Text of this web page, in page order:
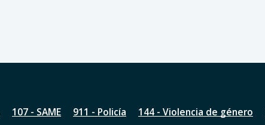
107 - SAME 911 - Policía 144 - Violencia de género